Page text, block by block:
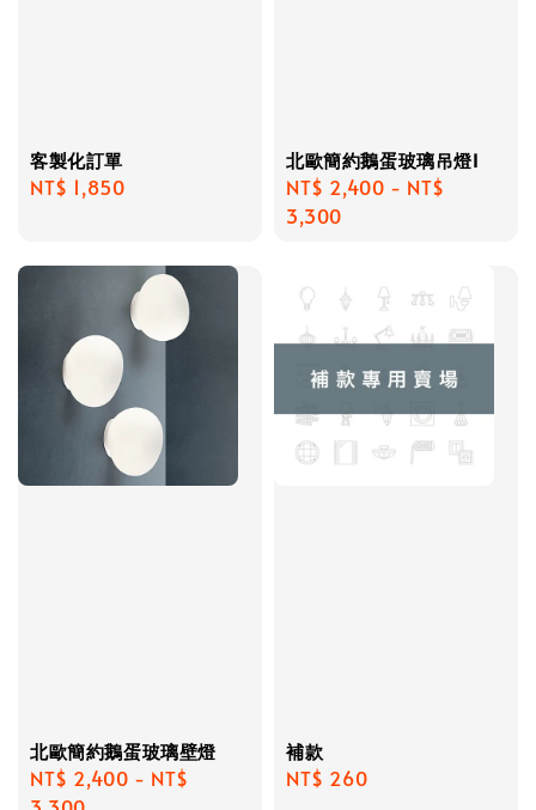
客製化訂單
Regular
NT$ 1,850
北歐簡約鵝蛋玻璃吊燈I
Regular
price
NT$ 2,400 - NT$
3,300
北歐簡約鵝蛋玻璃壁燈
Regular
NT$ 2,400 - NT$
補款
Regular
NT$ 260